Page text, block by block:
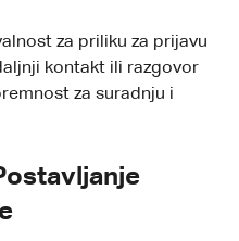
za priliku za prijavu
kontakt ili razgovor
za suradnju i